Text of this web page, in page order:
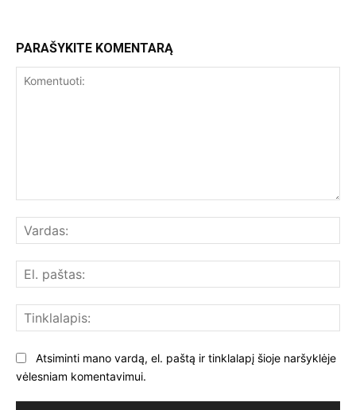
PARAŠYKITE KOMENTARĄ
Atsiminti mano vardą, el. paštą ir tinklalapį šioje naršyklėje
vėlesniam komentavimui.